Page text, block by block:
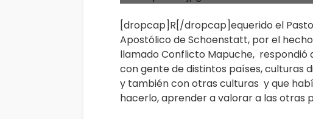
[dropcap]R[/dropcap]equerido el
Apostólico de Schoenstatt, por el
llamado Conflicto Mapuche, respondió
con gente de distintos países, culturas
y también con otras culturas y que
hacerlo, aprender a valorar a las otras